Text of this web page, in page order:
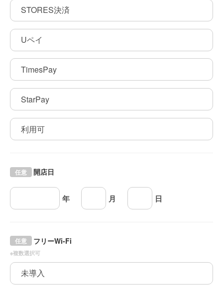
STORES決済
Uペイ
TimesPay
StarPay
利用可
開店日
任意
年 月 日
フリーWi-Fi
任意
※複数選択可
未導入